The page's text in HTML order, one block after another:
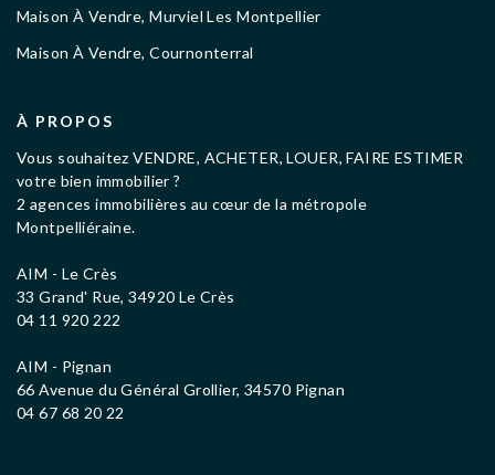
Maison À Vendre, Murviel Les Montpellier
Maison À Vendre, Cournonterral
À PROPOS
Vous souhaitez VENDRE, ACHETER, LOUER, FAIRE ESTIMER
votre bien immobilier ?
2 agences immobilières au cœur de la métropole
Montpelliéraine.
AIM - Le Crès
33 Grand' Rue, 34920 Le Crès
04 11 920 222
AIM - Pignan
66 Avenue du Général Grollier, 34570 Pignan
04 67 68 20 22